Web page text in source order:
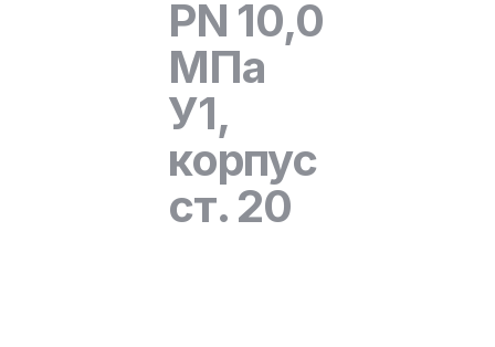
PN 10,0
МПа
У1,
корпус
ст. 20